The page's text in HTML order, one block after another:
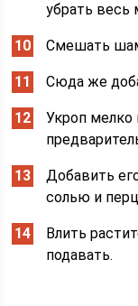
убрать весь
Смешать
Сюда же
Укроп мелко
Добавить
солью и
Влить
подавать.